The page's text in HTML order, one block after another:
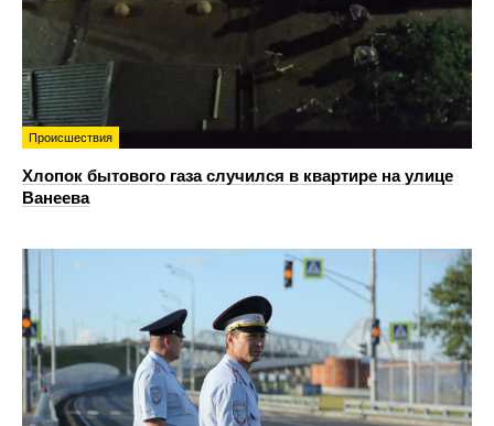
Происшествия
Хлопок бытового газа случился в квартире на улице
Ванеева